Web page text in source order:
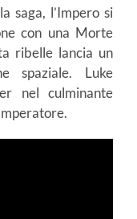
saga, l’Impero si
con una Morte
ribelle lancia un
spaziale. Luke
nel culminante